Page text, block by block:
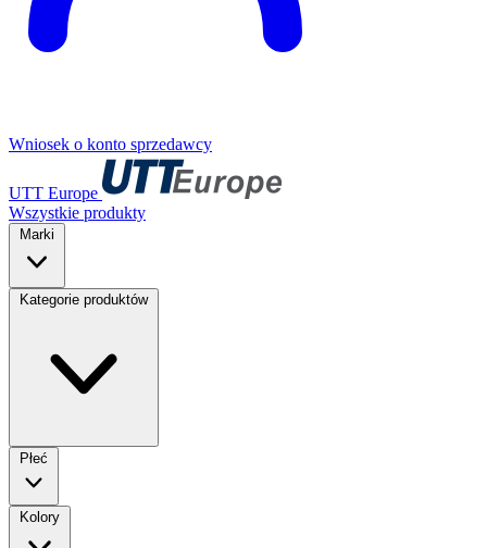
Wniosek o konto sprzedawcy
UTT Europe
Wszystkie produkty
Marki
Kategorie produktów
Płeć
Kolory